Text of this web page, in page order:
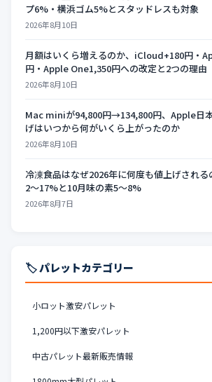
プ6%・横浜ゴム5%とスタッドレスも対象
2026年8月10日
月額はいくら増えるのか、iCloud+180円・
円・Apple One1,350円への改定と2つの理由
2026年8月10日
Mac miniが94,800円→134,800円、Apple日
げはいつから何がいくら上がったのか
2026年8月10日
冷凍食品はなぜ2026年に何度も値上げされる
2〜17%と10月味の素5〜8%
2026年8月7日
🏷️ パレットカテゴリー
小ロット激安パレット
1,200円以下激安パレット
中古パレット最新販売情報